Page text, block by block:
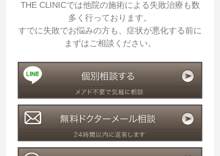
THE CLINICでは他院の施術による失敗治療も数
多く行っております。
すでに失敗でお悩みの方も、症状が悪化する前に
まずはご相談ください。